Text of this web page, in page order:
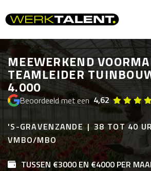
MEEWERKEND
TEAMLEIDER
4.000
Beoordeeld met een 4,62
'S-GRAVENZANDE
38 TOT 40
VMBO/MBO
TUSSEN €3000 EN €4000 PER